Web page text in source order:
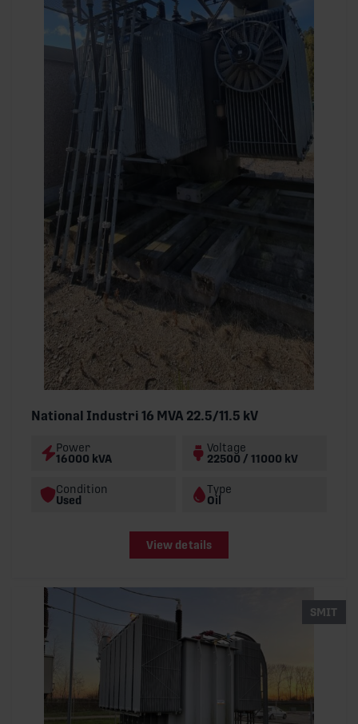
National Industri 16 MVA 22.5/11.5 kV
Power
16000 kVA
Voltage
22500 / 11000 kV
Condition
Used
Type
Oil
View details
SMIT